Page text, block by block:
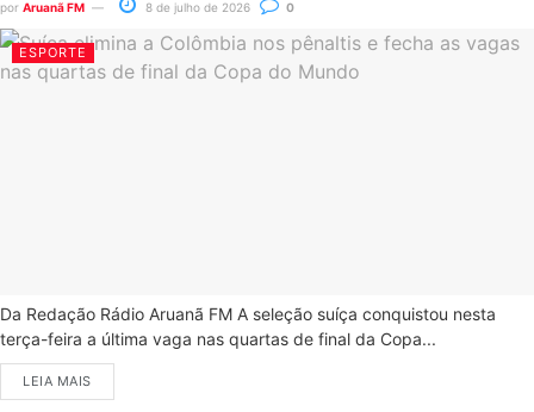
por Aruanã FM 8 de julho de 2026 0
ESPORTE
Da Redação Rádio Aruanã FM A seleção suíça conquistou nesta
terça-feira a última vaga nas quartas de final da Copa...
LEIA MAIS